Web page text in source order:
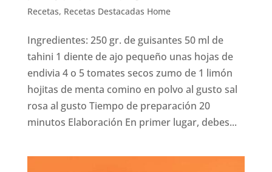
Recetas, Recetas Destacadas Home
Ingredientes: 250 gr. de guisantes 50 ml de
tahini 1 diente de ajo pequeño unas hojas de
endivia 4 o 5 tomates secos zumo de 1 limón
hojitas de menta comino en polvo al gusto sal
rosa al gusto Tiempo de preparación 20
minutos Elaboración En primer lugar, debes...